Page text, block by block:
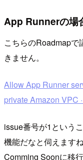
App Runnerの場
こちらのRoadmap
きません。
Allow App Runner
private Amazon VPC
issue番号が1という
機能だなと伺えます
Comming Soonに移